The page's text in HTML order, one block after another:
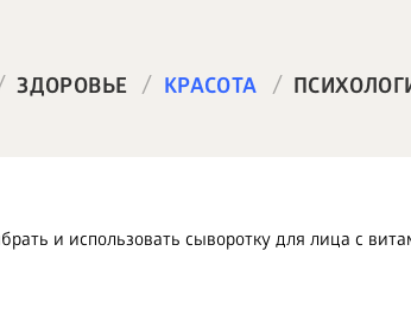
ЗДОРОВЬЕ / КРАСОТА /
и использовать сыворотку для лица с